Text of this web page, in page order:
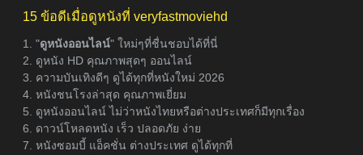
15 ข้อดีเมื่อดูหนังที่ veryfastmoviehd
1. "ดูหนังออนไลน์" ใหม่ๆที่ชื่นชอบได้ที่นี่
2. ดูหนัง HD คุณภาพสุดๆ ออนไลน์
3. ความบันเทิงดีๆ ดูได้ทุกที่หนังใหม่ 2026
4. หนังชนโรงล่าสุด คุณภาพเยี่ยม
5. ดูหนังออนไลน์ ไม่ว่าหนังไทยหรือต่างประเทศก็มีทุกเรื่อง
6. ดาวน์โหลดหนัง เร็ว ปลอดภัย ง่าย
7. หนังซอมบี้ แอ็คชั่น ต่างประเทศ ดูได้ทุกที่